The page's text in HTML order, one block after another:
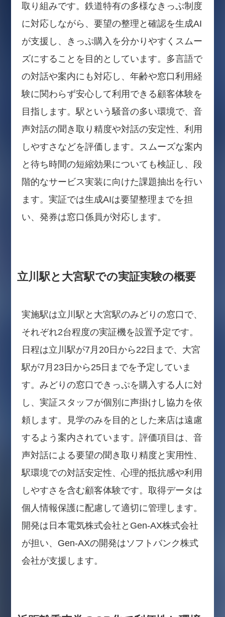
取り組みです。鉄道特有の多様なきっぷ制度
に対応しながら、要望の整理と確認を生成AI
が支援し、きっぷ購入を分かりやすくスムー
ズにすることを目的としています。多言語で
の対話や案内にも対応し、年齢や窓口利用経
験に関わらず安心して利用できる顧客体験を
目指します。駅という騒音の多い環境で、音
声対話の聞き取り精度や対話の安定性、利用
しやすさなどを評価します。スムーズな案内
と待ち時間の短縮効果についても検証し、段
階的なサービス実装に向けた課題抽出を行い
ます。実証では生成AIは要望整理までを担
い、発券は窓口係員が対応します。
立川駅と大宮駅での実証実験の概要
実施駅は立川駅と大宮駅のみどりの窓口で、
それぞれ2台程度の実証機を設置予定です。
日程は立川駅が7月20日から22日まで、大宮
駅が7月23日から25日までを予定していま
す。みどりの窓口できっぷを購入する人に対
し、実証スタッフが個別に声掛けし協力を依
頼します。見学のみを目的とした来店は遠慮
するよう案内されています。評価項目は、音
声対話による要望の聞き取り精度と実用性、
駅環境での対話安定性、心理的抵抗感や利用
しやすさを含む顧客体験です。取得データは
個人情報保護に配慮して適切に管理します。
開発は日本電気株式会社とGen-AX株式会社
が担い、Gen-AXの開発はソフトバンク株式
会社が支援します。